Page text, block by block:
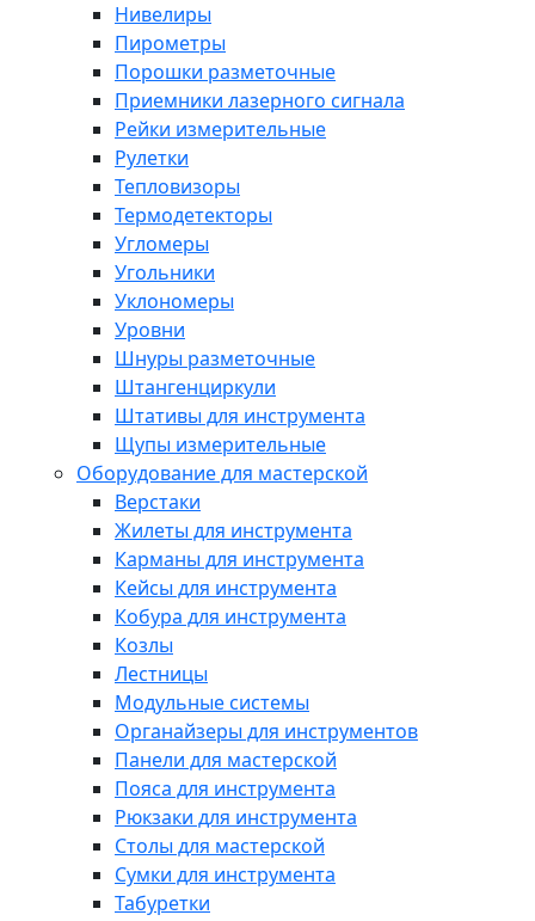
Нивелиры
Пирометры
Порошки разметочные
Приемники лазерного сигнала
Рейки измерительные
Рулетки
Тепловизоры
Термодетекторы
Угломеры
Угольники
Уклономеры
Уровни
Шнуры разметочные
Штангенциркули
Штативы для инструмента
Щупы измерительные
Оборудование для мастерской
Верстаки
Жилеты для инструмента
Карманы для инструмента
Кейсы для инструмента
Кобура для инструмента
Козлы
Лестницы
Модульные системы
Органайзеры для инструментов
Панели для мастерской
Пояса для инструмента
Рюкзаки для инструмента
Столы для мастерской
Сумки для инструмента
Табуретки